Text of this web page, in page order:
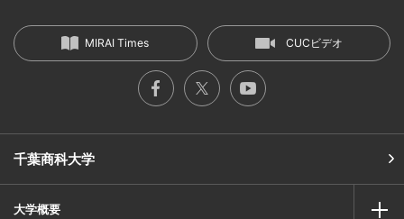
千葉商科大学
MIRAI Times CUCビデオ
大学概要